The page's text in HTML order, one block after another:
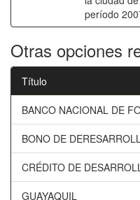
período
Otras opciones
Título
BANCO NACIONAL DE
BONO DE
CRÉDITO DE
GUAYAQUIL